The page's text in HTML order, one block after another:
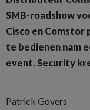
SMB-roadshow
Cisco en
te bedienen nam
event. Security
Patrick Govers